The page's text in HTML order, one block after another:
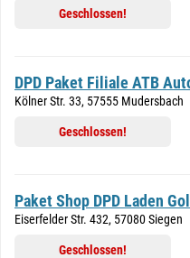
Geschlossen!
DPD Paket Filiale ATB
Kölner Str. 33, 57555 Mudersbach
Geschlossen!
Paket Shop DPD Laden
Eiserfelder Str. 432, 57080 Siegen
Geschlossen!